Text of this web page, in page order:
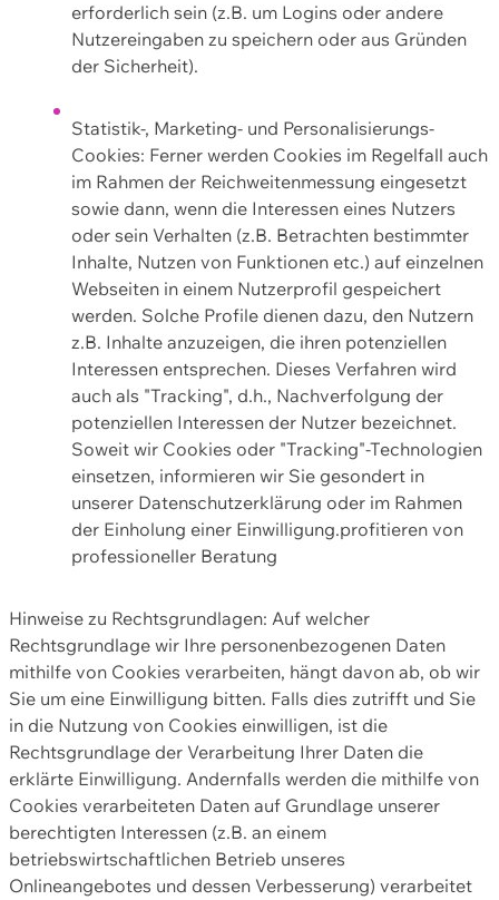
erforderlich sein (z.B. um Logins oder andere
Nutzereingaben zu speichern oder aus Gründen
der Sicherheit).
Statistik-, Marketing- und Personalisierungs-
Cookies: Ferner werden Cookies im Regelfall auch
im Rahmen der Reichweitenmessung eingesetzt
sowie dann, wenn die Interessen eines Nutzers
oder sein Verhalten (z.B. Betrachten bestimmter
Inhalte, Nutzen von Funktionen etc.) auf einzelnen
Webseiten in einem Nutzerprofil gespeichert
werden. Solche Profile dienen dazu, den Nutzern
z.B. Inhalte anzuzeigen, die ihren potenziellen
Interessen entsprechen. Dieses Verfahren wird
auch als "Tracking", d.h., Nachverfolgung der
potenziellen Interessen der Nutzer bezeichnet.
Soweit wir Cookies oder "Tracking"-Technologien
einsetzen, informieren wir Sie gesondert in
unserer Datenschutzerklärung oder im Rahmen
der Einholung einer Einwilligung.profitieren von
professioneller Beratung
Hinweise zu Rechtsgrundlagen: Auf welcher
Rechtsgrundlage wir Ihre personenbezogenen Daten
mithilfe von Cookies verarbeiten, hängt davon ab, ob wir
Sie um eine Einwilligung bitten. Falls dies zutrifft und Sie
in die Nutzung von Cookies einwilligen, ist die
Rechtsgrundlage der Verarbeitung Ihrer Daten die
erklärte Einwilligung. Andernfalls werden die mithilfe von
Cookies verarbeiteten Daten auf Grundlage unserer
berechtigten Interessen (z.B. an einem
betriebswirtschaftlichen Betrieb unseres
Onlineangebotes und dessen Verbesserung) verarbeitet